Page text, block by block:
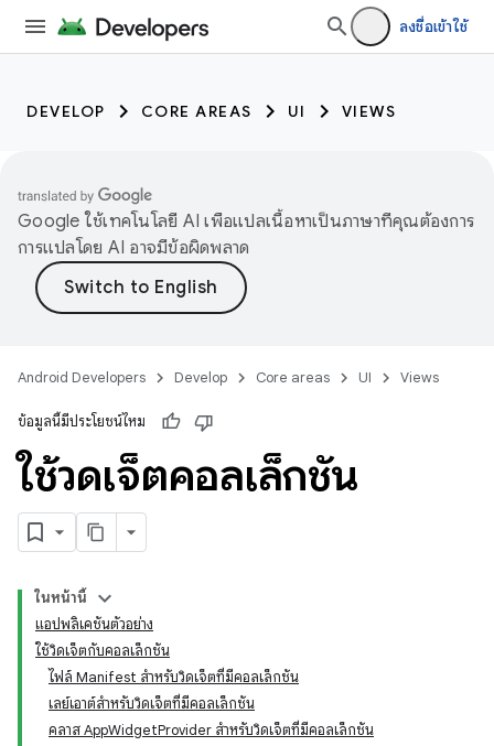
ลงชื่อเข้าใช้
DEVELOP CORE AREAS UI VIEWS
Google ใช้เทคโนโลยี AI เพื่อแปลเนื้อหาเป็นภาษาที่คุณต้องการ
การแปลโดย AI อาจมีข้อผิดพลาด
Android Developers Develop Core areas UI Views
ข้อมูลนี้มีประโยชน์ไหม
ใช้วิดเจ็ตคอลเล็กชัน
ในหน้านี้
แอปพลิเคชันตัวอย่าง
ใช้วิดเจ็ตกับคอลเล็กชัน
ไฟล์ Manifest สำหรับวิดเจ็ตที่มีคอลเล็กชัน
เลย์เอาต์สำหรับวิดเจ็ตที่มีคอลเล็กชัน
คลาส AppWidgetProvider สำหรับวิดเจ็ตที่มีคอลเล็กชัน